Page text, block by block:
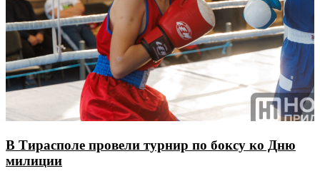
В Тирасполе провели турнир по боксу ко Дню
милиции